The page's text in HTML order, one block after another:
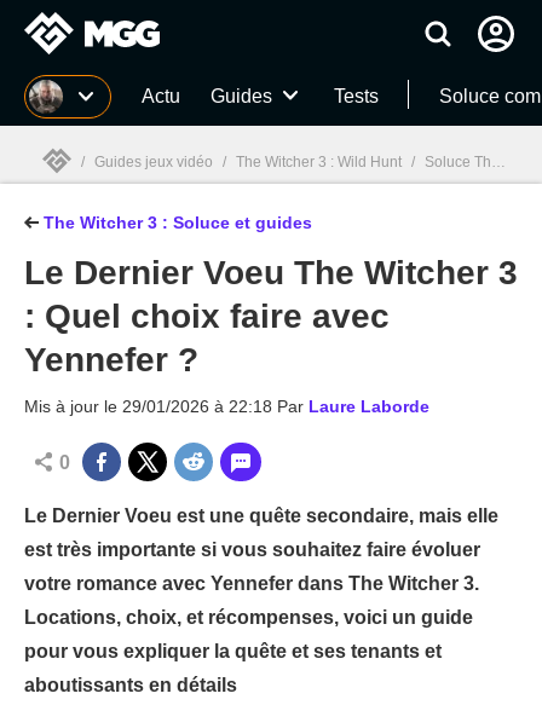
MGG Actu Guides Tests Soluce
MGG
/ Guides jeux vidéo / The Witcher 3 : Wild Hunt / Soluce The Witcher 3 : Quêtes, guides et astuces
The Witcher 3 : Soluce et guides
Le Dernier Voeu The Witcher 3
: Quel choix faire avec
Yennefer ?
Mis à jour le 29/01/2026 à 22:18 Par Laure Laborde
0
Le Dernier Voeu est une quête secondaire, mais elle
est très importante si vous souhaitez faire évoluer
votre romance avec Yennefer dans The Witcher 3.
Locations, choix, et récompenses, voici un guide
pour vous expliquer la quête et ses tenants et
aboutissants en détails